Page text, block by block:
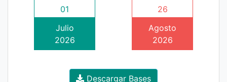
01
Julio
2026
26
Agosto
2026
Descargar Bases